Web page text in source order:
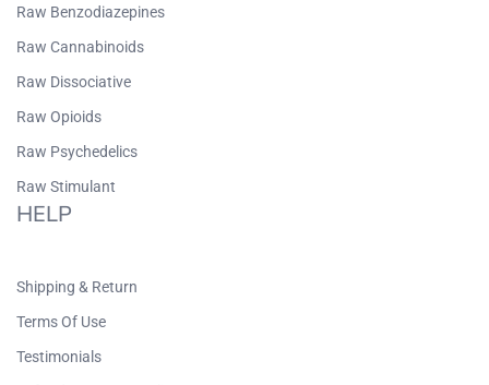
Raw Benzodiazepines
Raw Cannabinoids
Raw Dissociative
Raw Opioids
Raw Psychedelics
Raw Stimulant
HELP
Shipping & Return
Terms Of Use
Testimonials